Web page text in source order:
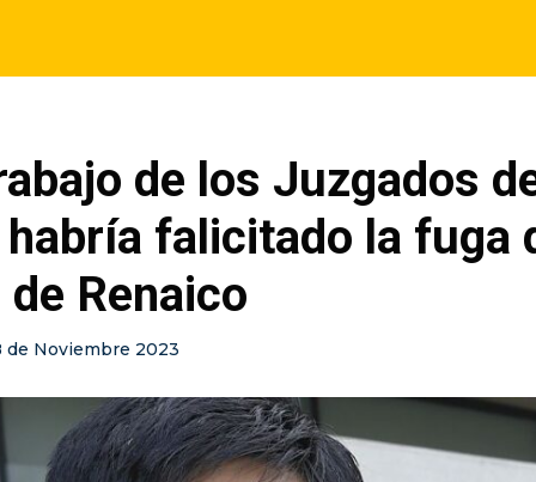
de los Juzgados
falicitado la fuga
Renaico
de Noviembre 2023